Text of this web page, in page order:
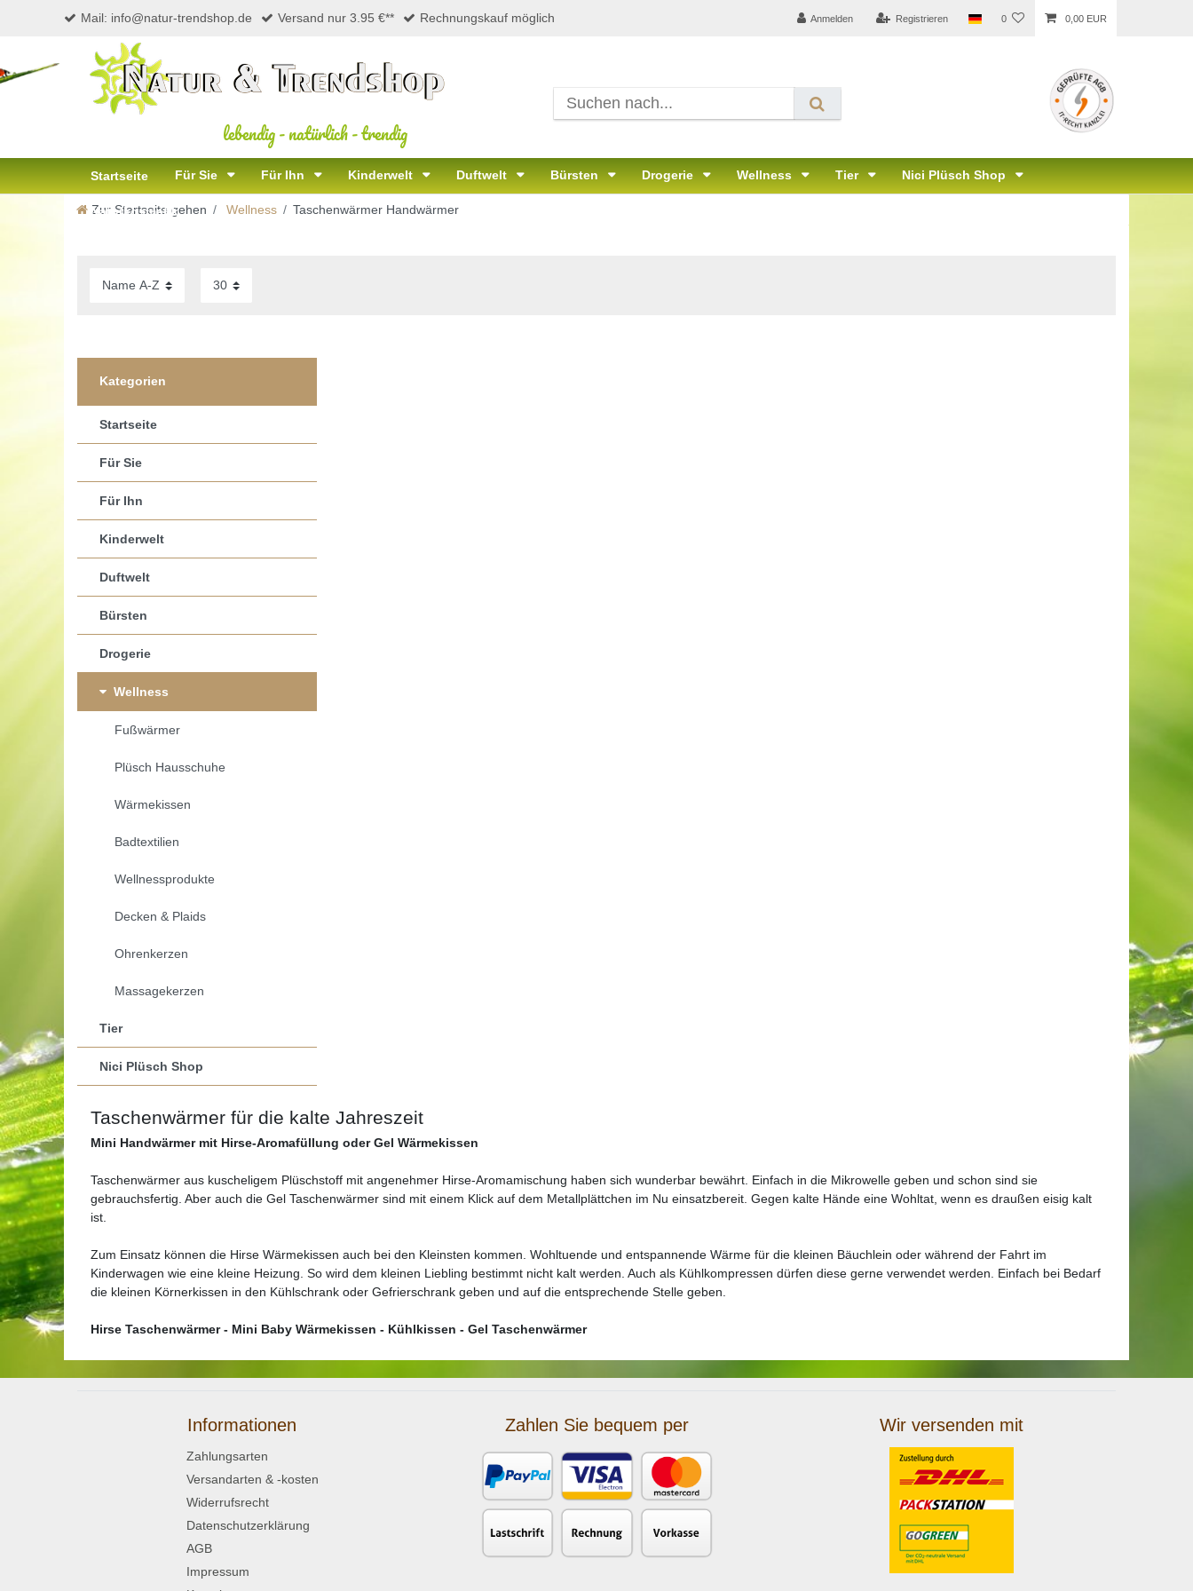
Mail: info@natur-trendshop.de Versand nur 3.95 €** Rechnungskauf möglich Anmelden Registrieren 0 0,00 EUR
lebendig-natürlich-trendig
Startseite Für Sie Für Ihn Kinderwelt Duftwelt Bürsten Drogerie Wellness Tier Nici Plüsch Shop
Naturkosmetik
Zur Startseite gehen Wellness Taschenwärmer Handwärmer
Kategorien
Startseite
Für Sie
Für Ihn
Kinderwelt
Duftwelt
Bürsten
Drogerie
Wellness
Fußwärmer
Plüsch Hausschuhe
Wärmekissen
Badtextilien
Wellnessprodukte
Decken & Plaids
Ohrenkerzen
Massagekerzen
Tier
Nici Plüsch Shop
Taschenwärmer für die kalte Jahreszeit
Mini Handwärmer mit Hirse-Aromafüllung oder Gel Wärmekissen
Taschenwärmer aus kuscheligem Plüschstoff mit angenehmer Hirse-Aromamischung haben sich wunderbar bewährt. Einfach in die Mikrowelle geben und schon sind sie
gebrauchsfertig. Aber auch die Gel Taschenwärmer sind mit einem Klick auf dem Metallplättchen im Nu einsatzbereit. Gegen kalte Hände eine Wohltat, wenn es draußen eisig kalt
ist.
Zum Einsatz können die Hirse Wärmekissen auch bei den Kleinsten kommen. Wohltuende und entspannende Wärme für die kleinen Bäuchlein oder während der Fahrt im
Kinderwagen wie eine kleine Heizung. So wird dem kleinen Liebling bestimmt nicht kalt werden. Auch als Kühlkompressen dürfen diese gerne verwendet werden. Einfach bei Bedarf
die kleinen Körnerkissen in den Kühlschrank oder Gefrierschrank geben und auf die entsprechende Stelle geben.
Hirse Taschenwärmer - Mini Baby Wärmekissen - Kühlkissen - Gel Taschenwärmer
Informationen
Zahlungsarten
Versandarten & -kosten
Widerrufsrecht
Datenschutzerklärung
AGB
Impressum
Zahlen Sie bequem per Wir versenden mit